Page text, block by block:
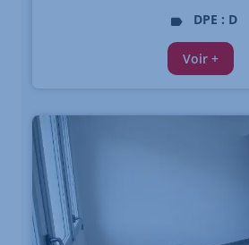
DPE : D
Voir +